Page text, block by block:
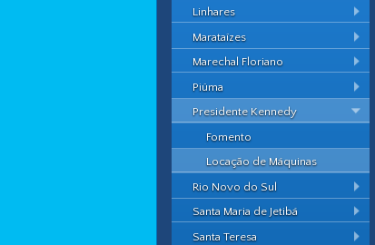
Linhares
Marataízes
Marechal Floriano
Piúma
Presidente Kennedy
Fomento
Locação de Máquinas
Rio Novo do Sul
Santa Maria de Jetibá
Santa Teresa